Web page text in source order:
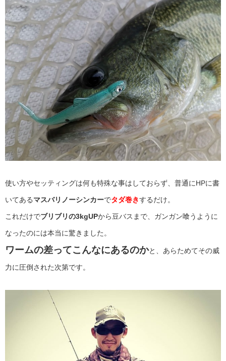
使い方やセッティングは何も特殊な事はしておらず、普通にHPに書
いてあるマスバリノーシンカーでタダ巻きするだけ。
これだけでブリブリの3kgUPから豆バスまで、ガンガン喰うように
なったのには本当に驚きました。
ワームの差ってこんなにあるのかと、あらためてその威
力に圧倒された次第です。